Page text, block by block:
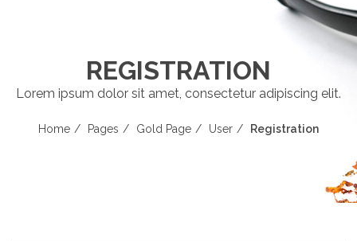
REGISTRATION
Lorem ipsum dolor sit amet, consectetur adipiscing elit.
Home Pages Gold Page User Registration